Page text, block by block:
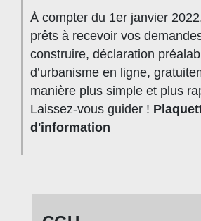
À compter du 1er janvier
prêts à recevoir vos
construire, déclaration
d’urbanisme en ligne,
manière plus simple et plus
Laissez-vous guider !
d'information